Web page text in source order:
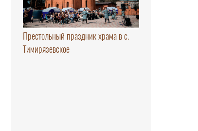
Престольный праздник храма в с.
Тимирязевское